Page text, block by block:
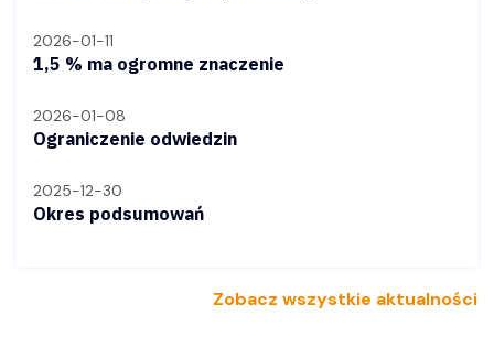
2026-01-11
1,5 % ma ogromne znaczenie
2026-01-08
Ograniczenie odwiedzin
2025-12-30
Okres podsumowań
Zobacz wszystkie aktualności